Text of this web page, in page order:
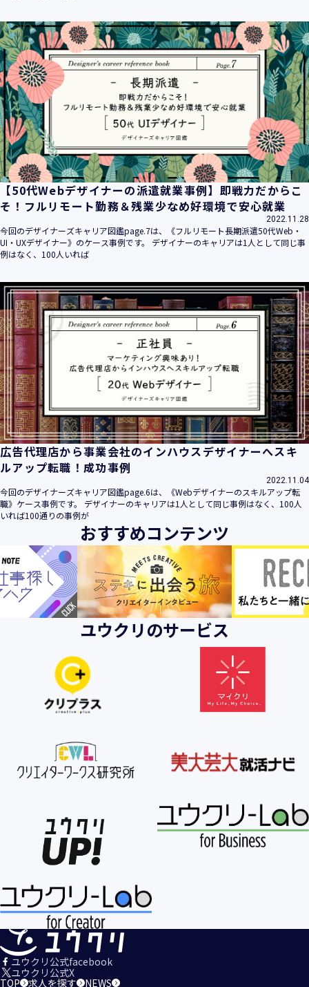
info@y-create.co.jp
電話番号：03-6712-7970（土日休日を除く9:00～18:00）
平成16年 2月 1日
平成21年 3月23日 改訂
平成23年 4月 1日 改訂
平成26年 9月10日 改訂
平成27年 6月24日 改訂
平成28年11月 1日 改訂
平成30年 7月 1日 改訂
令和6年 5月 1日 改訂
令和7年 2月17日 改訂
株式会社ユウクリ（以下「当社」といいます。）が取得する
個人情報とは、個人の識別に係る以下の情報をいいます。
カード情報、ログインID、パスワード、ニックネーム、IPア
ドレス等において、特定の個人を識別できる情報
（他の情報と照合することができ、それにより特定の個人を
識別することができることとなるものを含みます。）
・当社の運営・提供するサービス（以下総称して「当社サー
ビス」といいます。）において、お客様が、当社でご利用に
なったサービスの内容、ご利用日時、ご利用回数などのご利
用内容及びご利用履歴に関する情報
【個人情報の取得・収集について】
当社は、以下の方法により、個人情報を取得させていただき
ます。
当社サービスにおいて、自ら入力された個人情報を、当社は
取得・収集させていただきます。
・電子メール、郵便、書面、電話等の手段により取得・収集
させていただく方法
当社に対し、電子メール、郵便、書面、電話等の手段によっ
て、ご提供いただいた個人情報を、当社は取得・収集させて
いただきます。
・当社等へアクセスされた際に情報を収集させていただく方
す。これらの情報には、利用されるURL、ブラウザや携帯電
話の種類、IPアドレスなどの情報を含みます。
【個人情報の利用目的の公表】
当社は、個人情報を次の利用目的の範囲内で利用すること
第１項及びJISQ15001:2017の附属書A.3.4.2.4に基づき公表し
＜個人情報の利用目的＞
１．当社のサービスを提供するため
２．当社のサービスを安心・安全にご利用いただける環境整
備のため
３．当社のサービスの運営・管理のため
４．当社のサービスに関するご案内、お問い合せ等への対応
５．当社、その他当社のサービスについての調査・データ集
積、改善、研究開発のため
６．当社がおすすめする商品・サービスなどのご案内を送
信・送付するため
７．当社とお客様の間での必要な連絡を行うため
８．当社のサービスに関する当社の規約、ポリシー等（以下
「規約等」といいます。）に違反する行為に対する対応のた
【50代Webデザイナーの派遣就業事例】即戦力だからこ
そ！フルリモート勤務＆残業少なめ好環境で安心就業
2022.11.28
今回のデザイナーズキャリア図鑑page.7は、《フルリモート長期派遣50代Web・
UI・UXデザイナー》のケース事例です。 デザイナーのキャリアは1人として同じ事
例はなく、100人いれば
広告代理店から事業会社のインハウスデザイナーへスキ
ルアップ転職！成功事例
2022.11.04
今回のデザイナーズキャリア図鑑page.6は、《Webデザイナーのスキルアップ転
職》ケース事例です。 デザイナーのキャリアは1人として同じ事例はなく、100人
いれば100通りの事例が
おすすめコンテンツ
ユウクリのサービス
ユウクリ公式facebook
ユウクリ公式X
TOP 求人を探す NEWS